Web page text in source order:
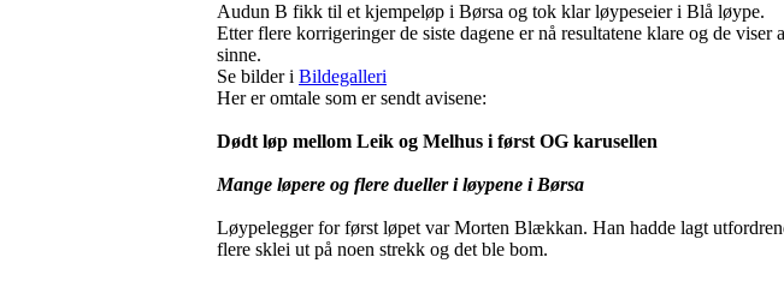
Audun B fikk til et kjempeløp i Børsa og tok klar løypeseier i Blå løype.
Etter flere korrigeringer de siste dagene er nå resultatene klare og de
sinne.
Se bilder i Bildegalleri
Her er omtale som er sendt avisene:
Dødt løp mellom Leik og Melhus i først OG karusellen
Mange løpere og flere dueller i løypene i Børsa
Løypelegger for først løpet var Morten Blækkan. Han hadde lagt
flere sklei ut på noen strekk og det ble bom.